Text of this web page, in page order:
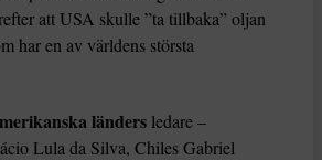
att USA skulle ”ta tillbaka” oljan
har en av världens största
länders ledare –
Lula da Silva, Chiles Gabriel